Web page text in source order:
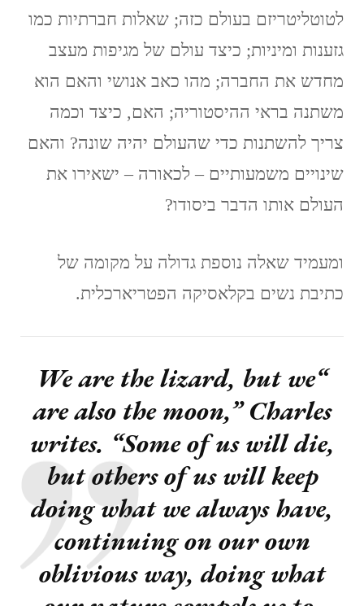
לטוטליטריזם בעולם כזה; שאלות חברתיות כמו
גזענות ומיניות; כיצד עולם של מגיפות מעצב
מחדש את החברה; מהו כאב אנושי והאם הוא
משתנה בראי ההיסטוריה; האם, כיצד וכמה
צריך להשתנות כדי שהעולם יהיה שונה? והאם
שינויים משמעותיים – לכאורה – ישאירו את
העולם אותו הדבר ביסודו?
ומעמיד שאלה נוספת גדולה על מקומה של
כתיבת נשים בקלאסיקה הפטריארכלית.
“We are the lizard, but we
are also the moon,” Charles
writes. “Some of us will die,
but others of us will keep
doing what we always have,
continuing on our own
oblivious way, doing what